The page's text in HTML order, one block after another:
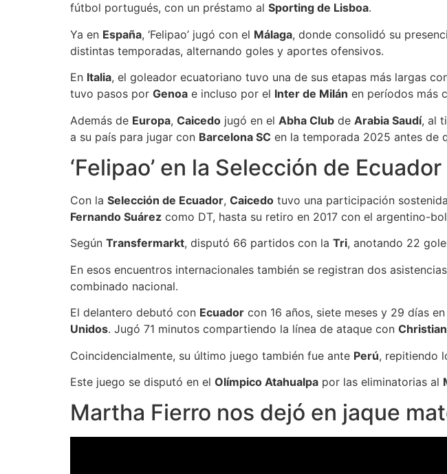
fútbol portugués, con un préstamo al Sporting de Lisboa.
Ya en España, ‘Felipao’ jugó con el Málaga, donde consolidó su
distintas temporadas, alternando goles y aportes ofensivos.
En Italia, el goleador ecuatoriano tuvo una de sus etapas más largas
tuvo pasos por Genoa e incluso por el Inter de Milán en períodos más
Además de Europa, Caicedo jugó en el Abha Club de Arabia Saudí, al
a su país para jugar con Barcelona SC en la temporada 2025 antes de
‘Felipao’ en la Selección de Ecuador
Con la Selección de Ecuador, Caicedo tuvo una participación
Fernando Suárez como DT, hasta su retiro en 2017 con el argentino-
Según Transfermarkt, disputó 66 partidos con la Tri, anotando 22
En esos encuentros internacionales también se registran dos
combinado nacional.
El delantero debutó con Ecuador con 16 años, siete meses y 29 días
Unidos. Jugó 71 minutos compartiendo la línea de ataque con
Coincidencialmente, su último juego también fue ante Perú, repitiendo
Este juego se disputó en el Olímpico Atahualpa por las eliminatorias al
Martha Fierro nos dejó en jaque